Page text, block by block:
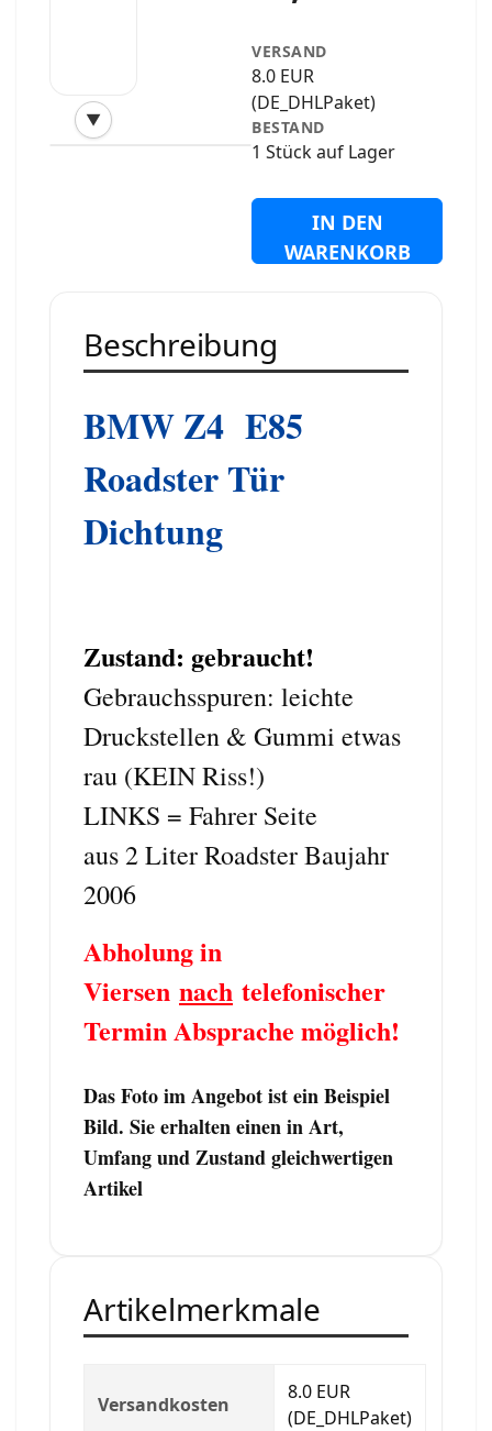
▼
‹
VERSAND
8.0 EUR
(DE_DHLPaket)
BESTAND
1 Stück auf Lager
IN DEN
WARENKORB
Beschreibung
BMW Z4 E85
Roadster Tür
Dichtung
Zustand: gebraucht!
Gebrauchsspuren: leichte
Druckstellen & Gummi etwas
rau (KEIN Riss!)
LINKS = Fahrer Seite
aus 2 Liter Roadster Baujahr
2006
Abholung in
Viersen nach telefonischer
Termin Absprache möglich!
Das Foto im Angebot ist ein Beispiel
Bild. Sie erhalten einen in Art,
Umfang und Zustand gleichwertigen
Artikel
Artikelmerkmale
Versandkosten
8.0 EUR
(DE_DHLPaket)